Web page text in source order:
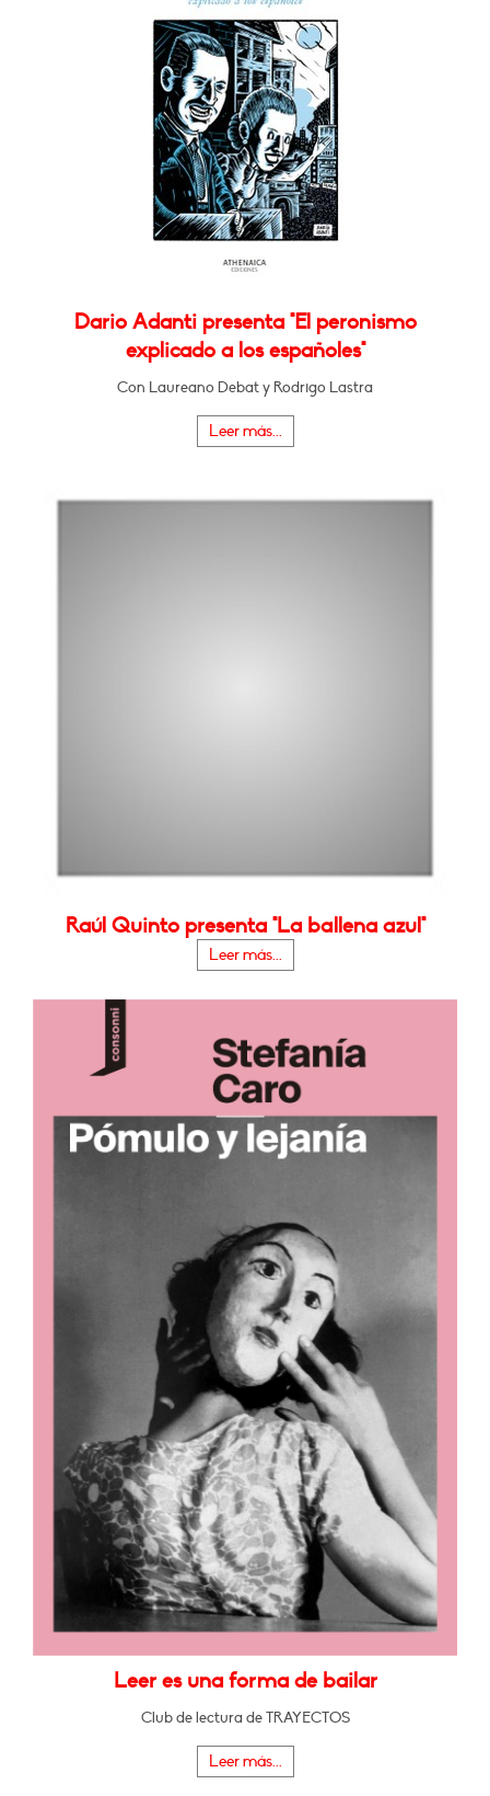
Dario Adanti presenta "El peronismo
explicado a los españoles"
Con Laureano Debat y Rodrigo Lastra
Leer más...
Raúl Quinto presenta "La ballena azul"
Leer más...
Leer es una forma de bailar
Club de lectura de TRAYECTOS
Leer más...